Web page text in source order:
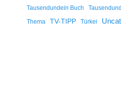
Tausendundein Buch
Thema TV-TIPP Türkei